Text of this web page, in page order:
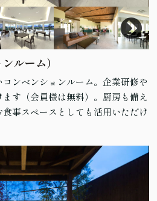
ルーム）
ンベンションルーム。企業研修や
す（会員様は無料）。厨房も備え
事スペースとしても活用いただけ